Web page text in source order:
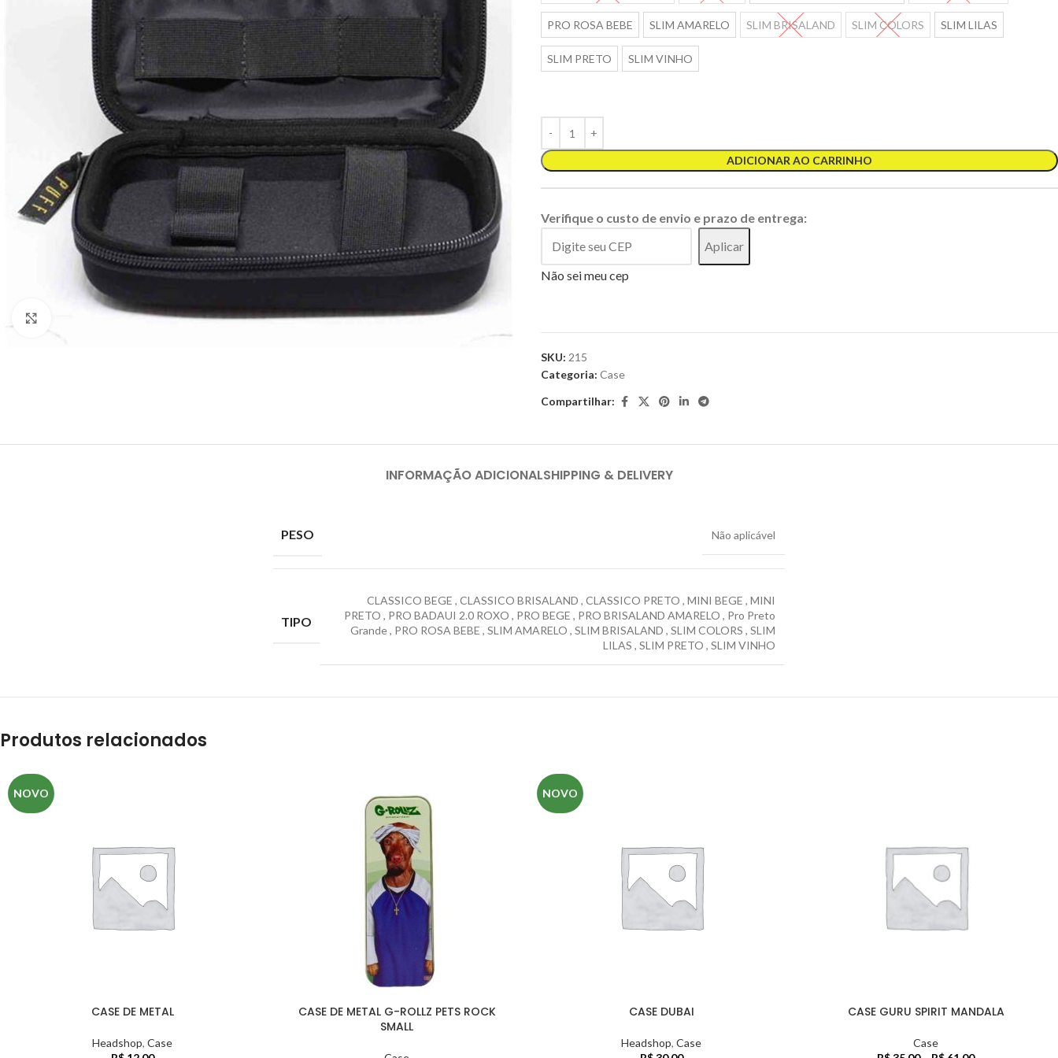
Clique para ampliar
PRO ROSA BEBE SLIM AMARELO SLIM BRISALAND SLIM COLORS SLIM LILAS
SLIM PRETO SLIM VINHO
ADICIONAR AO CARRINHO
Verifique o custo de envio e prazo de entrega:
Aplicar
Não sei meu cep
SKU: 215
Categoria: Case
Compartilhar:
INFORMAÇÃO ADICIONALSHIPPING & DELIVERY
PESO Não aplicável
TIPO
CLASSICO BEGE , CLASSICO BRISALAND , CLASSICO PRETO , MINI BEGE , MINI
PRETO , PRO BADAUI 2.0 ROXO , PRO BEGE , PRO BRISALAND AMARELO , Pro Preto
Grande, PRO ROSA BEBE , SLIM AMARELO , SLIM BRISALAND , SLIM COLORS , SLIM
LILAS , SLIM PRETO , SLIM VINHO
Produtos relacionados
NOVO
CASE DE METAL
Headshop, Case
CASE DE METAL G-ROLLZ PETS ROCK
SMALL
NOVO
CASE DUBAI
Headshop, Case
CASE GURU SPIRIT MANDALA
Case